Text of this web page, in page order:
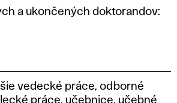
a ukončených doktorandov:
vedecké práce, odborné
práce, učebnice, učebné